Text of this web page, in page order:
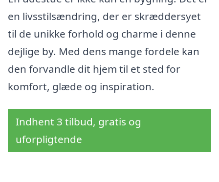
en livsstilsændring, der er skræddersyet
til de unikke forhold og charme i denne
dejlige by. Med dens mange fordele kan
den forvandle dit hjem til et sted for
komfort, glæde og inspiration.
Indhent 3 tilbud, gratis og
uforpligtende